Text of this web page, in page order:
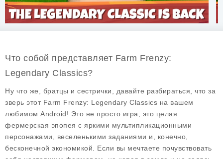
Что собой представляет Farm Frenzy:
Legendary Classics?
Ну что же, братцы и сестрички, давайте разбираться, что за
зверь этот Farm Frenzy: Legendary Classics на вашем
любимом Android! Это не просто игра, это целая
фермерская эпопея с яркими мультипликационными
персонажами, веселенькими заданиями и, конечно,
бесконечной экономикой. Если вы мечтаете почувствовать